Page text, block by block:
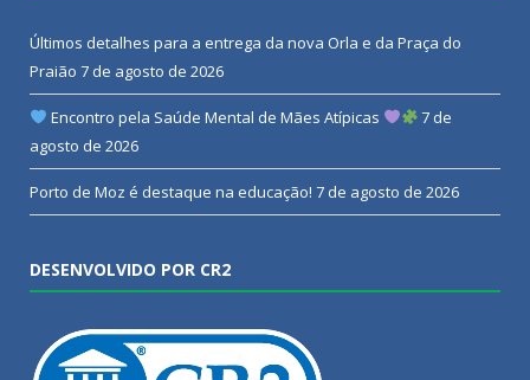
Últimos detalhes para a entrega da nova Orla e da Praça do
Praião 7 de agosto de 2026
Encontro pela Saúde Mental de Mães Atípicas
7 de
agosto de 2026
Porto de Moz é destaque na educação! 7 de agosto de 2026
DESENVOLVIDO POR CR2